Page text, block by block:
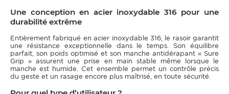
Une conception en acier inoxydable 316 pour une
durabilité extrême
Entièrement fabriqué en acier inoxydable 316, le rasoir garantit
une résistance exceptionnelle dans le temps. Son équilibre
parfait, son poids optimisé et son manche antidérapant « Sure
Grip » assurent une prise en main stable même lorsque le
manche est humide. Cet ensemble permet un contrôle précis
du geste et un rasage encore plus maîtrisé, en toute sécurité.